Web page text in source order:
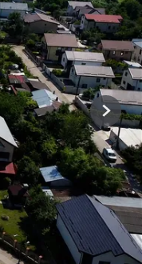
Next